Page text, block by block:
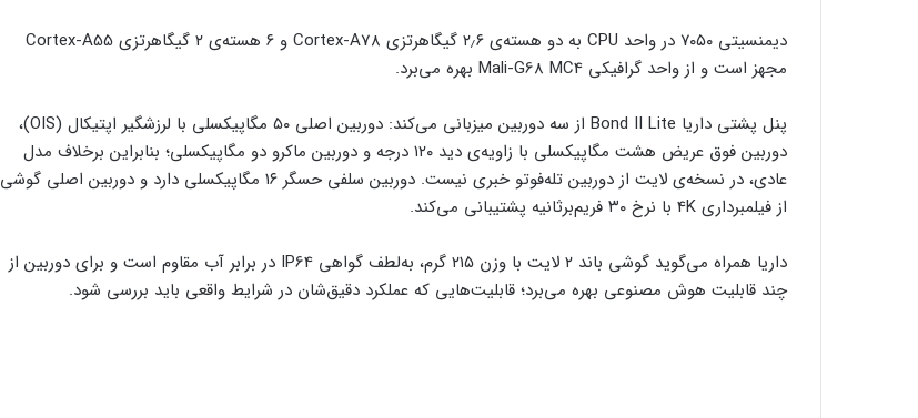
دیمنسیتی ۷۰۵۰ در واحد CPU به دو هسته‌ی ۲٫۶ گیگاهرتزی Cortex-A78 و ۶ هسته‌ی ۲ گیگاهرتزی Cortex-A55
مجهز است و از واحد گرافیکی Mali-G68 MC4 بهره می‌برد.
پنل پشتی داریا Bond II Lite از سه دوربین میزبانی می‌کند: دوربین اصلی ۵۰ مگاپیکسلی با لرزشگیر اپتیکال (OIS)،
دوربین فوق عریض هشت مگاپیکسلی با زاویه‌ی دید ۱۲۰ درجه و دوربین ماکرو دو مگاپیکسلی؛ بنابراین برخلاف مدل
عادی، در نسخه‌ی لایت از دوربین تله‌فوتو خبری نیست. دوربین سلفی حسگر ۱۶ مگاپیکسلی دارد و دوربین اصلی گوشی
از فیلمبرداری 4K با نرخ ۳۰ فریم‌برثانیه پشتیبانی می‌کند.
داریا همراه می‌گوید گوشی باند ۲ لایت با وزن ۲۱۵ گرم، به‌لطف گواهی IP64 در برابر آب مقاوم است و برای دوربین از
چند قابلیت هوش مصنوعی بهره می‌برد؛ قابلیت‌هایی که عملکرد دقیق‌شان در شرایط واقعی باید بررسی شود.